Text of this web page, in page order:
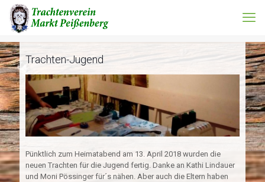
Trachten-Jugend
Pünktlich zum Heimatabend am 13. April 2018 wurden die
neuen Trachten für die Jugend fertig. Danke an Kathi Lindauer
und Moni Pössinger für´s nähen. Aber auch die Eltern haben